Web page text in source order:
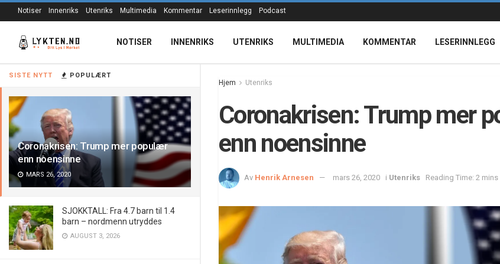
SISTE NYTT POPULÆRT
Coronakrisen: Trump mer populær
enn noensinne
MARS 26, 2020
SJOKKTALL: Fra 4.7 barn til 1.4
barn – nordmenn utryddes
AUGUST 3, 2026
Notiser Innenriks Utenriks Multimedia Kommentar Leserinnlegg Podcast
NOTISER INNENRIKS UTENRIKS MULTIMEDIA KOMMENTAR LESERINNLEGG
Hjem Utenriks
Coronakrisen: Trump mer
enn noensinne
Av Henrik Arnesen mars 26, 2020 i Utenriks Reading Time: 2 mins